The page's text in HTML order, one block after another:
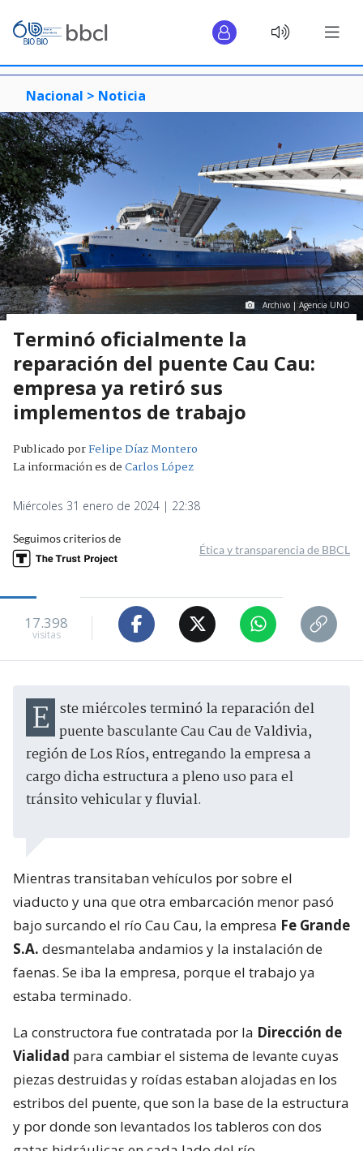
Nacional > Noticia
Archivo | Agencia UNO
Terminó oficialmente la
reparación del puente Cau Cau:
empresa ya retiró sus
implementos de trabajo
Publicado porFelipe Díaz Montero
La información es deCarlos López
Miércoles 31 enero de 2024 | 22:38
Seguimos criterios de
Ética y transparencia de BBCL
17.398
visitas
Este miércoles terminó la reparación del puente basculante Cau Cau de Valdivia,
región de Los Ríos, entregando la empresa a
cargo dicha estructura a pleno uso para el
tránsito vehicular y fluvial.
Mientras transitaban vehículos por sobre el
viaducto y una que otra embarcación menor pasó
bajo surcando el río Cau Cau, la empresa Fe Grande
S.A. desmantelaba andamios y la instalación de
faenas. Se iba la empresa, porque el trabajo ya
estaba terminado.
La constructora fue contratada por la Dirección de
Vialidad para cambiar el sistema de levante cuyas
piezas destruidas y roídas estaban alojadas en los
estribos del puente, que son la base de la estructura
y por donde son levantados los tableros con dos